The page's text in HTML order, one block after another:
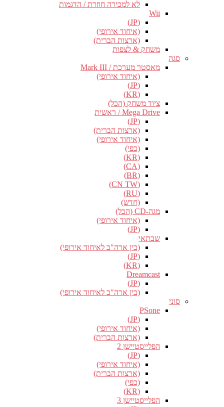
לא למכירה חוזרת / הדגמות
Wii
(JP)
(איחוד אירופי)
(ארצות הברית)
משחק & לצפות
סגה
מאסטר מערכת / Mark III
(איחוד אירופי)
(JP)
(KR)
ציוד משחק (הכל)
Mega Drive / ראשית
(JP)
(ארצות הברית)
(איחוד אירופי)
(כפי)
(KR)
(CA)
(BR)
(CN TW)
(RU)
(חדש)
מגה-CD (הכל)
(איחוד אירופי)
(JP)
שבתאי
(בין ארה"ב לאיחוד אירופי)
(JP)
(KR)
Dreamcast
(JP)
(בין ארה"ב לאיחוד אירופי)
סוני
PSone
(JP)
(איחוד אירופי)
(ארצות הברית)
הפלייסטיישן 2
(JP)
(איחוד אירופי)
(ארצות הברית)
(כפי)
(KR)
הפלייסטיישן 3